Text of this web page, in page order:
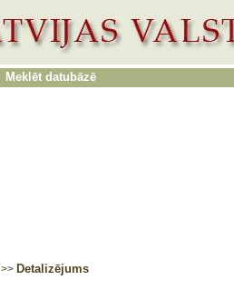
Meklēt datubāzē
>> Detalizējums